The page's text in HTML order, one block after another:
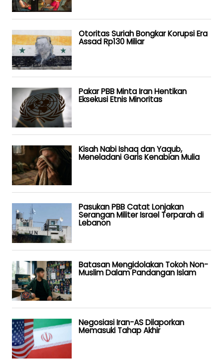
Otoritas Suriah Bongkar Korupsi Era
Assad Rp130 Miliar
Pakar PBB Minta Iran Hentikan
Eksekusi Etnis Minoritas
Kisah Nabi Ishaq dan Yaqub,
Meneladani Garis Kenabian Mulia
Pasukan PBB Catat Lonjakan
Serangan Militer Israel Terparah di
Lebanon
Batasan Mengidolakan Tokoh Non-
Muslim Dalam Pandangan Islam
Negosiasi Iran-AS Dilaporkan
Memasuki Tahap Akhir